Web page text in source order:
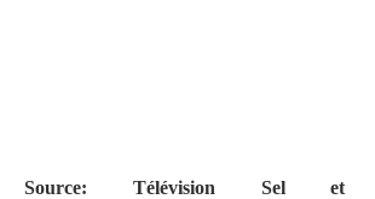
Source: Télévision Sel